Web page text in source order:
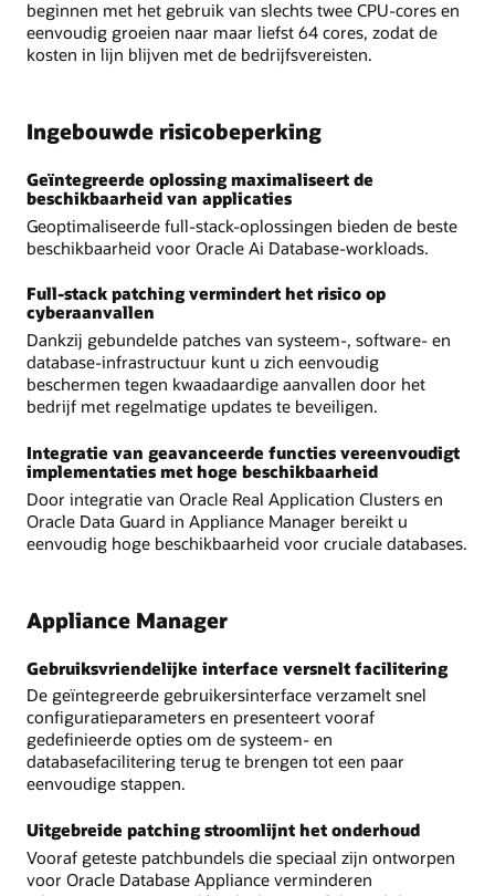
beginnen met het gebruik van slechts twee CPU-cores en
eenvoudig groeien naar maar liefst 64 cores, zodat de
kosten in lijn blijven met de bedrijfsvereisten.
Ingebouwde risicobeperking
Geïntegreerde oplossing maximaliseert de
beschikbaarheid van applicaties
Geoptimaliseerde full-stack-oplossingen bieden de beste
beschikbaarheid voor Oracle Ai Database-workloads.
Full-stack patching vermindert het risico op
cyberaanvallen
Dankzij gebundelde patches van systeem-, software- en
database-infrastructuur kunt u zich eenvoudig
beschermen tegen kwaadaardige aanvallen door het
bedrijf met regelmatige updates te beveiligen.
Integratie van geavanceerde functies vereenvoudigt
implementaties met hoge beschikbaarheid
Door integratie van Oracle Real Application Clusters en
Oracle Data Guard in Appliance Manager bereikt u
eenvoudig hoge beschikbaarheid voor cruciale databases.
Appliance Manager
Gebruiksvriendelijke interface versnelt facilitering
De geïntegreerde gebruikersinterface verzamelt snel
configuratieparameters en presenteert vooraf
gedefinieerde opties om de systeem- en
databasefacilitering terug te brengen tot een paar
eenvoudige stappen.
Uitgebreide patching stroomlijnt het onderhoud
Vooraf geteste patchbundels die speciaal zijn ontworpen
voor Oracle Database Appliance verminderen